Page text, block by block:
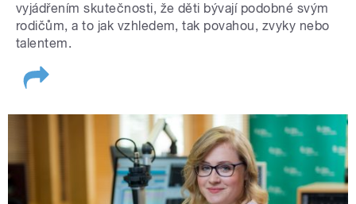
vyjádřením skutečnosti, že děti bývají podobné svým
rodičům, a to jak vzhledem, tak povahou, zvyky nebo
talentem.